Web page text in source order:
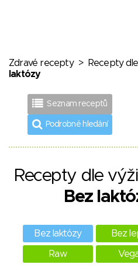
Zdravé recepty> Recepty
laktózy
Seznam receptů
Podrobné hledání
Recepty dle
Bez
Bez laktózy Bez
Raw